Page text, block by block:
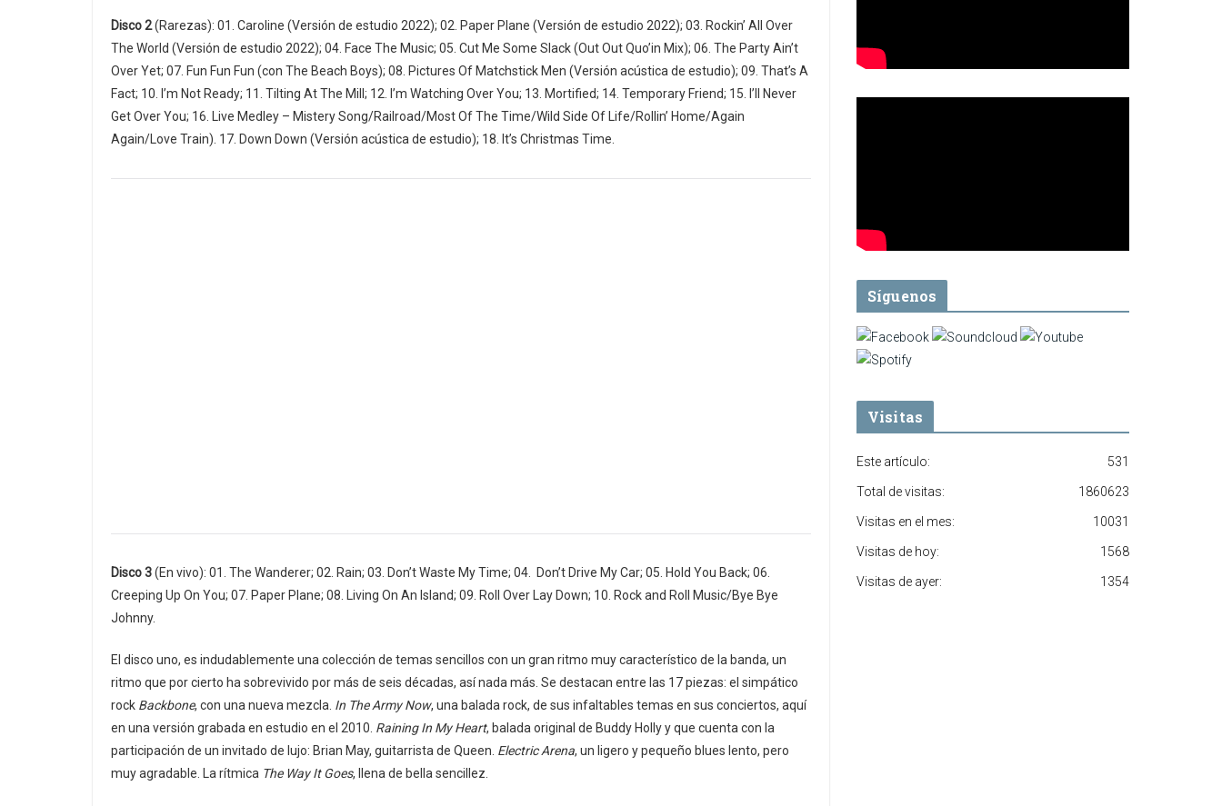
Disco 2(Rarezas): 01. Caroline (Versión de estudio 2022); 02. Paper Plane (Versión de estudio 2022); 03. Rockin’ All Over
The World (Versión de estudio 2022); 04. Face The Music; 05. Cut Me Some Slack (Out Out Quo’in Mix); 06. The Party Ain’t
Over Yet; 07. Fun Fun Fun (con The Beach Boys); 08. Pictures Of Matchstick Men (Versión acústica de estudio); 09. That’s A
Fact; 10. I’m Not Ready; 11. Tilting At The Mill; 12. I’m Watching Over You; 13. Mortified; 14. Temporary Friend; 15. I’ll Never
Get Over You; 16. Live Medley – Mistery Song/Railroad/Most Of The Time/Wild Side Of Life/Rollin’ Home/Again
Again/Love Train). 17. Down Down (Versión acústica de estudio); 18. It’s Christmas Time.
Disco 3(En vivo): 01. The Wanderer; 02. Rain; 03. Don’t Waste My Time; 04. Don’t Drive My Car; 05. Hold You Back; 06.
Creeping Up On You; 07. Paper Plane; 08. Living On An Island; 09. Roll Over Lay Down; 10. Rock and Roll Music/Bye Bye
Johnny.
El disco uno, es indudablemente una colección de temas sencillos con un gran ritmo muy característico de la banda, un
ritmo que por cierto ha sobrevivido por más de seis décadas, así nada más. Se destacan entre las 17 piezas: el simpático
rock Backbone, con una nueva mezcla. In The Army Now, una balada rock, de sus infaltables temas en sus conciertos, aquí
en una versión grabada en estudio en el 2010. Raining In My Heart, balada original de Buddy Holly y que cuenta con la
participación de un invitado de lujo: Brian May, guitarrista de Queen. Electric Arena, un ligero y pequeño blues lento, pero
muy agradable. La rítmica The Way It Goes, llena de bella sencillez.
Síguenos
Visitas
531
Este artículo:
1860623
Total de visitas:
10031
Visitas en el mes:
1568
Visitas de hoy:
1354
Visitas de ayer: